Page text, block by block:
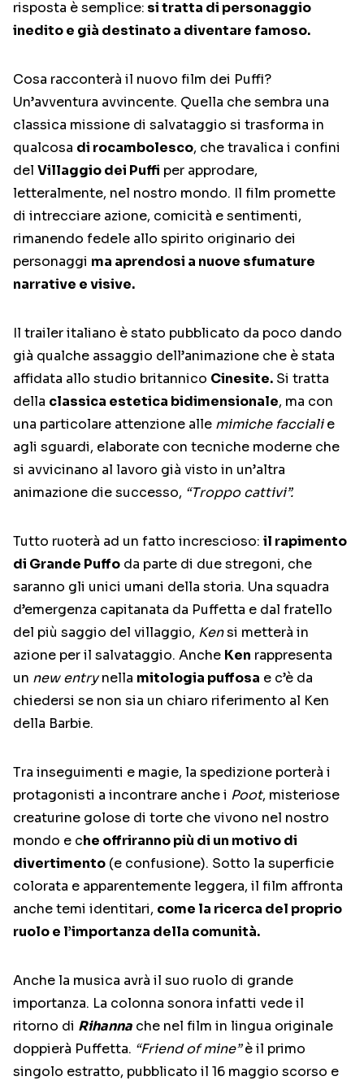
risposta è semplice: si tratta di personaggio
inedito e già destinato a diventare famoso.
Cosa racconterà il nuovo film dei Puffi?
Un’avventura avvincente. Quella che sembra una
classica missione di salvataggio si trasforma in
qualcosa di rocambolesco, che travalica i confini
del Villaggio dei Puffi per approdare,
letteralmente, nel nostro mondo. Il film promette
di intrecciare azione, comicità e sentimenti,
rimanendo fedele allo spirito originario dei
personaggi ma aprendosi a nuove sfumature
narrative e visive.
Il trailer italiano è stato pubblicato da poco dando
già qualche assaggio dell’animazione che è stata
affidata allo studio britannico Cinesite. Si tratta
della classica estetica bidimensionale, ma con
una particolare attenzione alle mimiche faccialie
agli sguardi, elaborate con tecniche moderne che
si avvicinano al lavoro già visto in un’altra
animazione die successo, “Troppo cattivi”.
Tutto ruoterà ad un fatto increscioso: il rapimento
di Grande Puffo da parte di due stregoni, che
saranno gli unici umani della storia. Una squadra
d’emergenza capitanata da Puffetta e dal fratello
del più saggio del villaggio, Kensi metterà in
azione per il salvataggio. Anche Ken rappresenta
un new entrynella mitologia puffosa e c’è da
chiedersi se non sia un chiaro riferimento al Ken
della Barbie.
Tra inseguimenti e magie, la spedizione porterà i
protagonisti a incontrare anche i Poot, misteriose
creaturine golose di torte che vivono nel nostro
mondo e che offriranno più di un motivo di
divertimento (e confusione). Sotto la superficie
colorata e apparentemente leggera, il film affronta
anche temi identitari, come la ricerca del proprio
ruolo e l’importanza della comunità.
Anche la musica avrà il suo ruolo di grande
importanza. La colonna sonora infatti vede il
ritorno di Rihanna che nel film in lingua originale
doppierà Puffetta. “Friend of mine”è il primo
singolo estratto, pubblicato il 16 maggio scorso e